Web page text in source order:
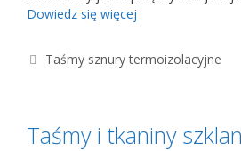
Dowiedz się więcej
Kategorie
Taśmy sznury termoizolacyjne
Taśmy i tkaniny